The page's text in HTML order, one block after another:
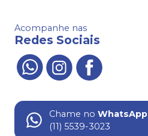
Acompanhe nas
Redes Sociais
Chame no WhatsApp
(11) 5539-3023